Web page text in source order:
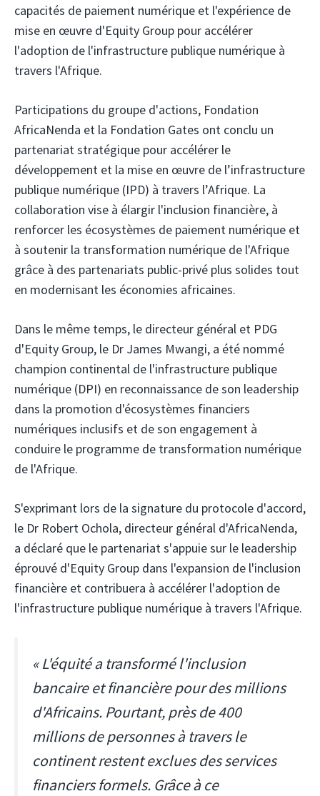
capacités de paiement numérique et l'expérience de
mise en œuvre d'Equity Group pour accélérer
l'adoption de l'infrastructure publique numérique à
travers l'Afrique.
Participations du groupe d'actions, Fondation
AfricaNenda et la Fondation Gates ont conclu un
partenariat stratégique pour accélérer le
développement et la mise en œuvre de l’infrastructure
publique numérique (IPD) à travers l’Afrique. La
collaboration vise à élargir l'inclusion financière, à
renforcer les écosystèmes de paiement numérique et
à soutenir la transformation numérique de l'Afrique
grâce à des partenariats public-privé plus solides tout
en modernisant les économies africaines.
Dans le même temps, le directeur général et PDG
d'Equity Group, le Dr James Mwangi, a été nommé
champion continental de l'infrastructure publique
numérique (DPI) en reconnaissance de son leadership
dans la promotion d'écosystèmes financiers
numériques inclusifs et de son engagement à
conduire le programme de transformation numérique
de l'Afrique.
S'exprimant lors de la signature du protocole d'accord,
le Dr Robert Ochola, directeur général d'AfricaNenda,
a déclaré que le partenariat s'appuie sur le leadership
éprouvé d'Equity Group dans l'expansion de l'inclusion
financière et contribuera à accélérer l'adoption de
l'infrastructure publique numérique à travers l'Afrique.
« L'équité a transformé l'inclusion
bancaire et financière pour des millions
d'Africains. Pourtant, près de 400
millions de personnes à travers le
continent restent exclues des services
financiers formels. Grâce à ce